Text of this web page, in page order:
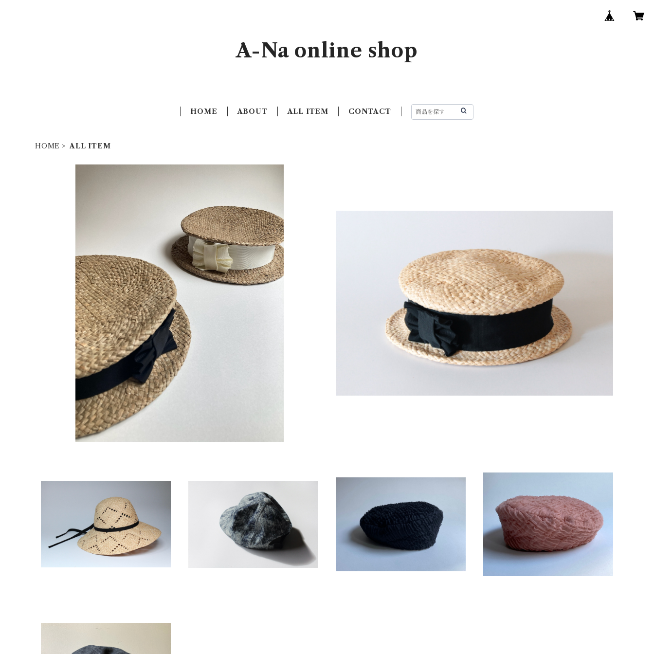
A-Na online shop
HOME ABOUT ALL ITEM CONTACT
HOME ALL ITEM
ドッグボーンキャノチエ モカ／BLACK
¥19,800
ドッグボーンキャノチエ BLACK
¥19,800
ラフィア柄編みキャペリン
¥19,250
ブリーチデニムキャップ
¥10,450
チュールニットベレー
¥13,200
チュールニットベレー PINK
¥13,200